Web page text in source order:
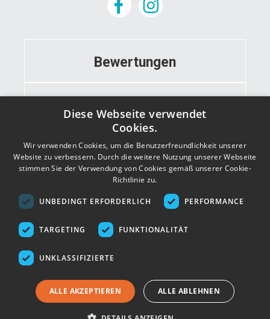
Bewertungen
Informationen
Kontakt
Diese Webseite verwendet
Cookies.
Wir verwenden Cookies, um die Benutzerfreundlichkeit unserer
Website zu verbessern. Durch die weitere Nutzung unserer Webseite
stimmen Sie der Verwendung von Cookies gemäß unserer Cookie-
Richtlinie zu.
UNBEDINGT ERFORDERLICH PERFORMANCE
TARGETING FUNKTIONALITÄT
UNKLASSIFIZIERTE
ALLE AKZEPTIEREN ALLE ABLEHNEN